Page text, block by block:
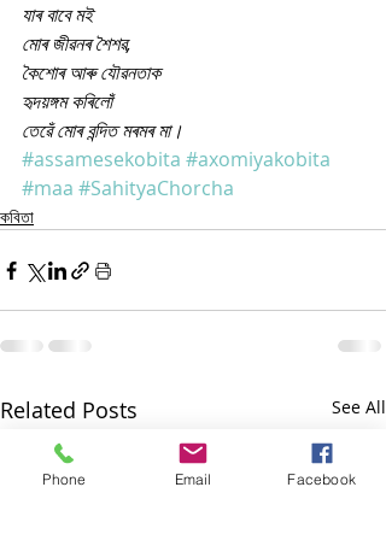
যাৰ বাবে মই
মোৰ জীৱনৰ শৈশৱ,
কৈশোৰ আৰু যৌৱনতাক
হৃদয়ঙ্গম কৰিলোঁ
তেৱেঁ মোৰ বন্দিত মৰমৰ মা।
#assamesekobita #axomiyakobita
#maa #SahityaChorcha
কবিতা
Related Posts See All
Phone Email Facebook